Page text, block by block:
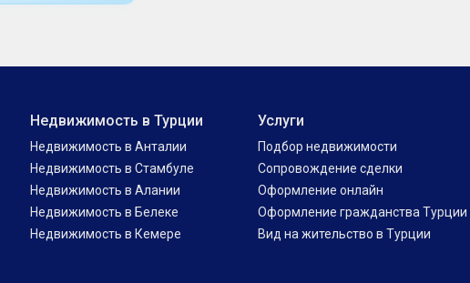
Недвижимость в Турции
Недвижимость в Анталии
Недвижимость в Стамбуле
Недвижимость в Алании
Недвижимость в Белеке
Недвижимость в Кемере
Услуги
Подбор недвижимости
Сопровождение сделки
Оформление онлайн
Оформление гражданства Турции
Вид на жительство в Турции